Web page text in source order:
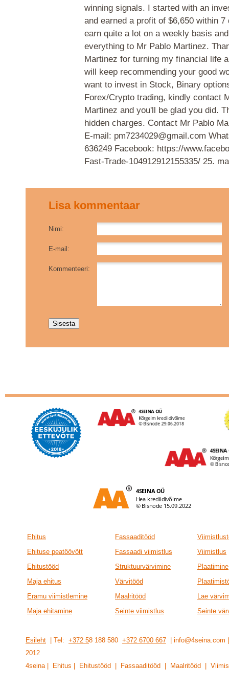
winning signals. I started with an
and earned a profit of $6,650 within 7
earn quite a lot on a weekly basis
everything to Mr Pablo Martinez.
Martinez for turning my financial life
will keep recommending your good
want to invest in Stock, Binary
Forex/Crypto trading, kindly contact
Martinez and you'll be glad you did.
hidden charges. Contact Mr Pablo
E-mail: pm7234029@gmail.com
636249 Facebook: https://
Fast-Trade-104912912155335/ 25.
Lisa kommentaar
Nimi:
E-mail:
Kommenteeri:
Ehitus Fassaaditööd
Ehituse peatöövõtt
Fassaadi viimistlus
Viimistlus
Ehitustööd
Struktuurvärvimine
Plaatimine
Maja ehitus
Värvitööd
Eramu viimistlemine
Maalritööd
Lae
Maja ehitamine
Seinte viimistlus Seinte
Esileht | Tel: +372 58 188 580 +372 6700 667 |
201 2
4seina | Ehitus | Ehitustööd | Fassaaditööd | Maalritööd |